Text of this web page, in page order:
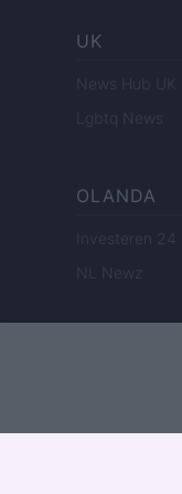
UK
News Hub UK
Lgbtq News
OLANDA
Investeren 24
NL Newz